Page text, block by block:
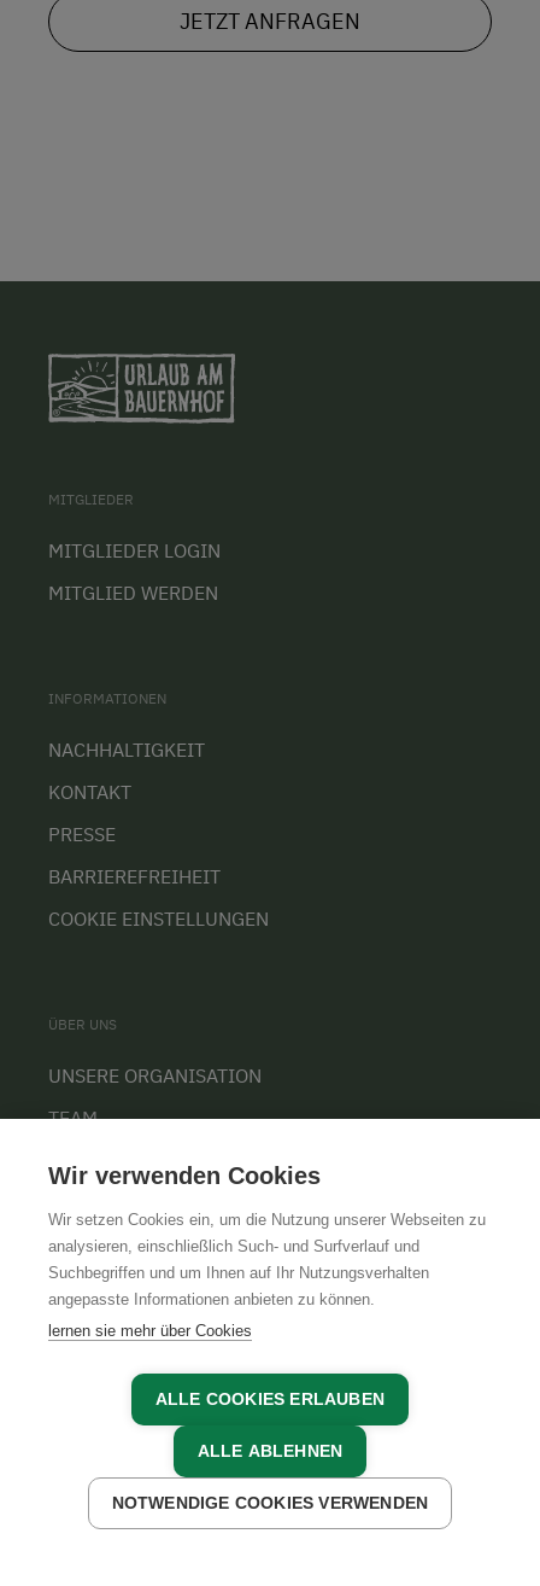
JETZT ANFRAGEN
JETZT ANFRAGEN JETZT BUCHEN
MITGLIEDER
MITGLIEDER LOGIN
MITGLIED WERDEN
INFORMATIONEN
NACHHALTIGKEIT
KONTAKT
PRESSE
BARRIEREFREIHEIT
COOKIE EINSTELLUNGEN
ÜBER UNS
UNSERE ORGANISATION
TEAM
AGBIMPRESSUMDATENSCHUTZ
Wir verwenden Cookies
Wir setzen Cookies ein, um die Nutzung unserer Webseiten zu
analysieren, einschließlich Such- und Surfverlauf und
Suchbegriffen und um Ihnen auf Ihr Nutzungsverhalten
angepasste Informationen anbieten zu können.
lernen sie mehr über Cookies
ALLE COOKIES ERLAUBEN
ALLE ABLEHNEN
NOTWENDIGE COOKIES VERWENDEN